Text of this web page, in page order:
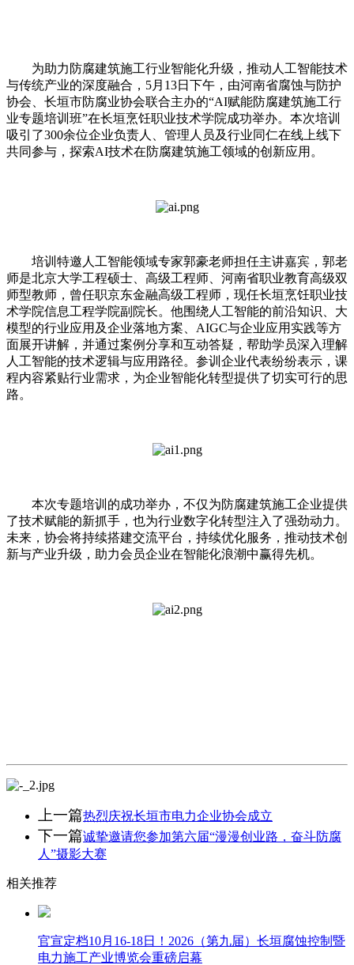
为助力防腐建筑施工行业智能化升级，推动人工智能技术
与传统产业的深度融合，5月13日下午，由河南省腐蚀与防护
协会、长垣市防腐业协会联合主办的“AI赋能防腐建筑施工行
业专题培训班”在长垣烹饪职业技术学院成功举办。本次培训
吸引了300余位企业负责人、管理人员及行业同仁在线上线下
共同参与，探索AI技术在防腐建筑施工领域的创新应用。
培训特邀人工智能领域专家郭豪老师担任主讲嘉宾，郭老
师是北京大学工程硕士、高级工程师、河南省职业教育高级双
师型教师，曾任职京东金融高级工程师，现任长垣烹饪职业技
术学院信息工程学院副院长。他围绕人工智能的前沿知识、大
模型的行业应用及企业落地方案、AIGC与企业应用实践等方
面展开讲解，并通过案例分享和互动答疑，帮助学员深入理解
人工智能的技术逻辑与应用路径。参训企业代表纷纷表示，课
程内容紧贴行业需求，为企业智能化转型提供了切实可行的思
路。
本次专题培训的成功举办，不仅为防腐建筑施工企业提供
了技术赋能的新抓手，也为行业数字化转型注入了强劲动力。
未来，协会将持续搭建交流平台，持续优化服务，推动技术创
新与产业升级，助力会员企业在智能化浪潮中赢得先机。
上一篇热烈庆祝长垣市电力企业协会成立
下一篇诚挚邀请您参加第六届“漫漫创业路，奋斗防腐
人”摄影大赛
相关推荐
官宣定档10月16-18日！2026（第九届）长垣腐蚀控制暨
电力施工产业博览会重磅启幕